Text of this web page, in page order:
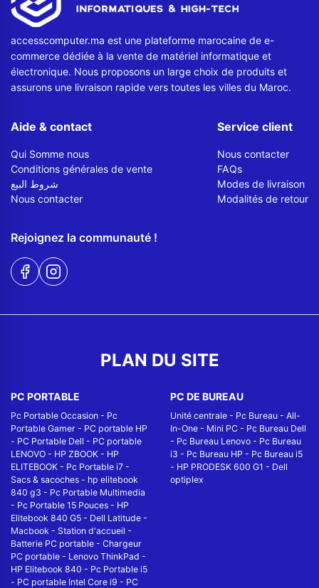
accesscomputer.ma est une plateforme marocaine de e-
commerce dédiée à la vente de matériel informatique et
électronique. Nous proposons un large choix de produits et
assurons une livraison rapide vers toutes les villes du Maroc.
Aide & contact
Qui Somme nous
Conditions générales de vente
شروط البيع
Nous contacter
Service client
Nous contacter
FAQs
Modes de livraison
Modalités de retour
Rejoignez la communauté !
PLAN DU SITE
PC PORTABLE
Pc Portable Occasion - Pc
Portable Gamer - PC portable HP
- PC Portable Dell - PC portable
LENOVO - HP ZBOOK - HP
ELITEBOOK - Pc Portable i7 -
Sacs & sacoches - hp elitebook
840 g3 - Pc Portable Multimedia
- Pc Portable 15 Pouces - HP
Elitebook 840 G5 - Dell Latitude -
Macbook - Station d'accueil -
Batterie PC portable - Chargeur
PC portable - Lenovo ThinkPad -
HP Elitebook 840 - Pc Portable i5
- PC portable Intel Core i9 - PC
PC DE BUREAU
Unité centrale - Pc Bureau - All-
In-One - Mini PC - Pc Bureau Dell
- Pc Bureau Lenovo - Pc Bureau
i3 - Pc Bureau HP - Pc Bureau i5
- HP PRODESK 600 G1 - Dell
optiplex